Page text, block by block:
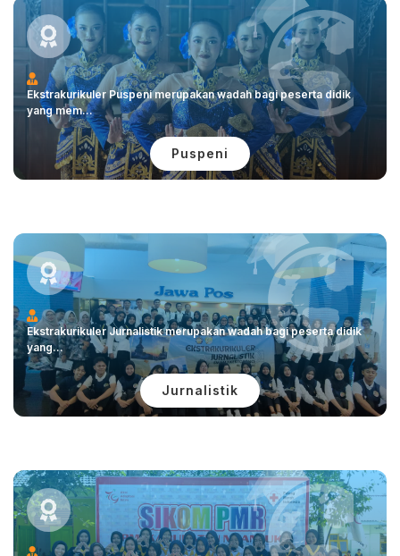
Ekstrakurikuler Puspeni merupakan wadah bagi peserta didik
yang mem...
Puspeni
Ekstrakurikuler Jurnalistik merupakan wadah bagi peserta didik
yang...
Jurnalistik